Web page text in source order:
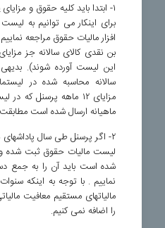
۱- ابتدا باید کلیه حقوق و مزایای
برای اینکار می توانیم به
افزار مالیات حقوق مراجعه
بن نقدی کالای سالانه جز
این لیست آورده شوند).
سالانه محاسبه شده در
مزایای ۱۲ ماهه پرسنل
ماهیانه ارسال شده است
۲- اگر پرسنل طی سال
لیست مالیات حقوق ثبت شده و
شده است باید آن را به جمع
نماییم . با توجه به اینکه
مالیاتهای مستقیم معافیت
را اضافه نمی کنیم.